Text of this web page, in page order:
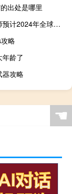
出处是哪里
汇丰策略师预计2024年全球股市将上涨10%
略
龄了
器攻略
☚